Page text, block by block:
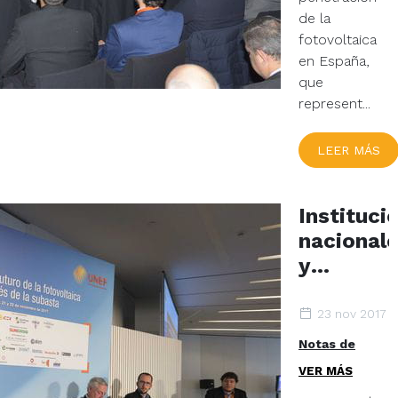
del IV
Foro
Solar
de la
fotovoltaica
en España,
que
represent...
LEER MÁS
nacionales
y
abordan
el
futuro
23 nov 2017
Notas de
prensa
VER MÁS